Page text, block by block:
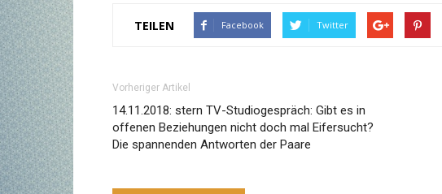
TEILEN Facebook Twitter
Vorheriger Artikel
14.11.2018: stern TV-Studiogespräch: Gibt es in
offenen Beziehungen nicht doch mal Eifersucht?
Die spannenden Antworten der Paare